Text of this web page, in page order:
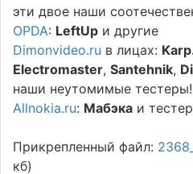
эти двое наши
OPDA: LeftUp и другие
Dimonvideo.ru в лицах:
Electromaster,Santehnik,
наши неутомимые тестеры!
Allnokia.ru: Мабэка и
Прикрепленный файл:
кб)